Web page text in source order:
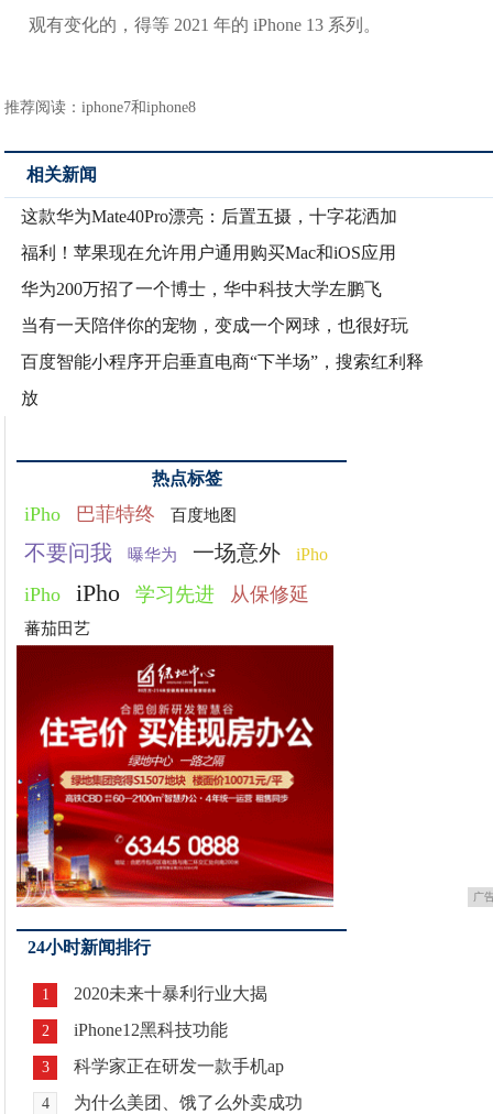
观有变化的，得等 2021 年的 iPhone 13 系列。
推荐阅读：iphone7和iphone8
相关新闻
这款华为Mate40Pro漂亮：后置五摄，十字花洒加
福利！苹果现在允许用户通用购买Mac和iOS应用
华为200万招了一个博士，华中科技大学左鹏飞
当有一天陪伴你的宠物，变成一个网球，也很好玩
百度智能小程序开启垂直电商“下半场”，搜索红利释
放
热点标签
iPho 巴菲特终 百度地图
不要问我 曝华为 一场意外 iPho
iPho iPho 学习先进 从保修延
蕃茄田艺
广
24小时新闻排行
1 2020未来十暴利行业大揭
2 iPhone12黑科技功能
3 科学家正在研发一款手机ap
4 为什么美团、饿了么外卖成功